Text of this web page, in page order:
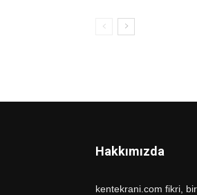
Hakkımızda
kentekrani.com fikri,